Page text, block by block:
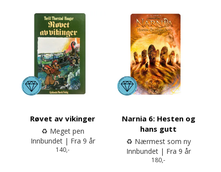
Røvet av vikinger
♻️ Meget pen
Innbundet | Fra 9 år
140,-
Narnia 6: Hesten og
hans gutt
♻️ Nærmest som ny
Innbundet | Fra 9 år
180,-